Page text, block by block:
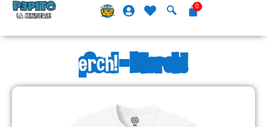
¡Cool - Merch!
¡Cool - Merch!